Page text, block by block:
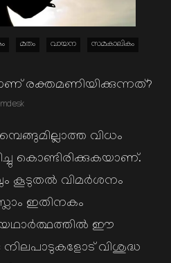
മതം വായന സമകാലികം
രക്തമണിയിക്കുന്നത്?
വിധം
കൊണ്ടിരിക്കുകയാണ്.
കൂടുതല്‍ വിമര്‍ശനം
ഇതിനകം
യഥാര്‍ത്ഥത്തില്‍ ഈ
നിലപാടുകളോട് വിശുദ്ധ